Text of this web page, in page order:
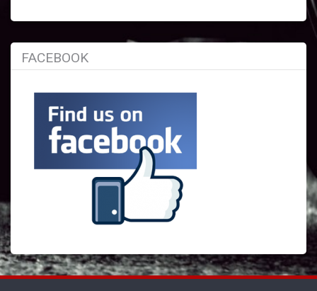
FACEBOOK